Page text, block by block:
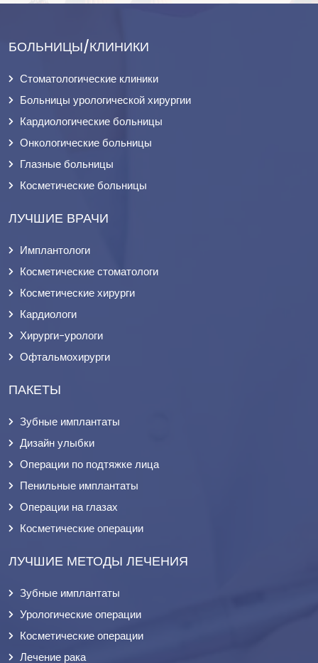
БОЛЬНИЦЫ/КЛИНИКИ
Стоматологические клиники
Больницы урологической хирургии
Кардиологические больницы
Онкологические больницы
Глазные больницы
Косметические больницы
ЛУЧШИЕ ВРАЧИ
Имплантологи
Косметические стоматологи
Косметические хирурги
Кардиологи
Хирурги-урологи
Офтальмохирурги
ПАКЕТЫ
Зубные имплантаты
Дизайн улыбки
Операции по подтяжке лица
Пенильные имплантаты
Операции на глазах
Косметические операции
ЛУЧШИЕ МЕТОДЫ ЛЕЧЕНИЯ
Зубные имплантаты
Урологические операции
Косметические операции
Лечение рака